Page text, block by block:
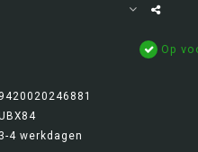
Op
9420020246881
3-4 werkdagen